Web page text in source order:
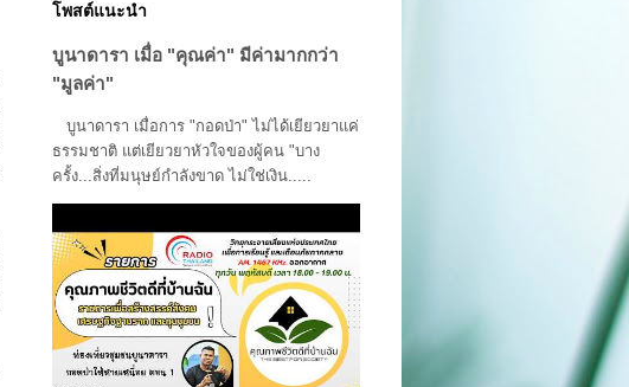
โพสต์แนะนำ
บูนาดารา เมื่อ "คุณค่า" มีค่ามากกว่า
"มูลค่า"
บูนาดารา เมื่อการ "กอดป่า" ไม่ได้เยียวยาแค่
ธรรมชาติ แต่เยียวยาหัวใจของผู้คน "บาง
ครั้ง...สิ่งที่มนุษย์กำลังขาด ไม่ใช่เงิน.....